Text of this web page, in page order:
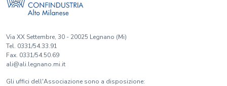
Via XX Settembre, 30 - 20025 Legnano (Mi)
Tel. 0331/54.33.91
Fax. 0331/54.50.69
ali@ali.legnano.mi.it
Gli uffici dell'Associazione sono a disposizione: